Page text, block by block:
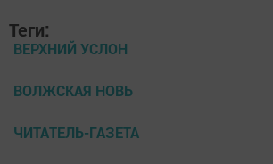
Теги:
ВЕРХНИЙ УСЛОН
ВОЛЖСКАЯ НОВЬ
ЧИТАТЕЛЬ-ГАЗЕТА